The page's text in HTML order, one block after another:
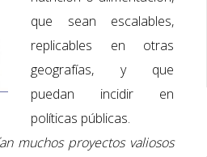
que sean escalables,
replicables en otras
geografías, y que
puedan incidir en
políticas públicas.
muchos proyectos valiosos